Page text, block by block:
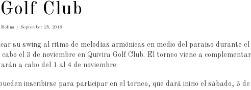
Club
Molina September 25, 2018
su swing al ritmo de melodías armónicas en medio del paraíso durante
el 3 de noviembre en Quivira Golf Club. El torneo viene a
a cabo del 1 al 4 de noviembre.
inscribirse para participar en el torneo, que dará inicio el sábado, 3